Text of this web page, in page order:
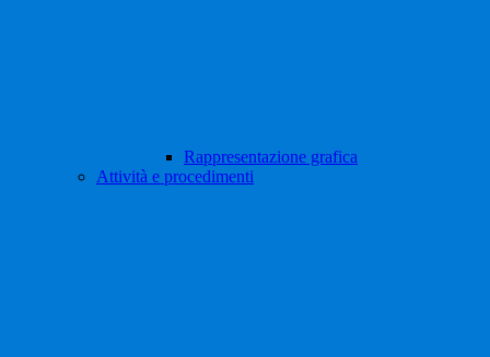
Rappresentazione grafica
Attività e procedimenti